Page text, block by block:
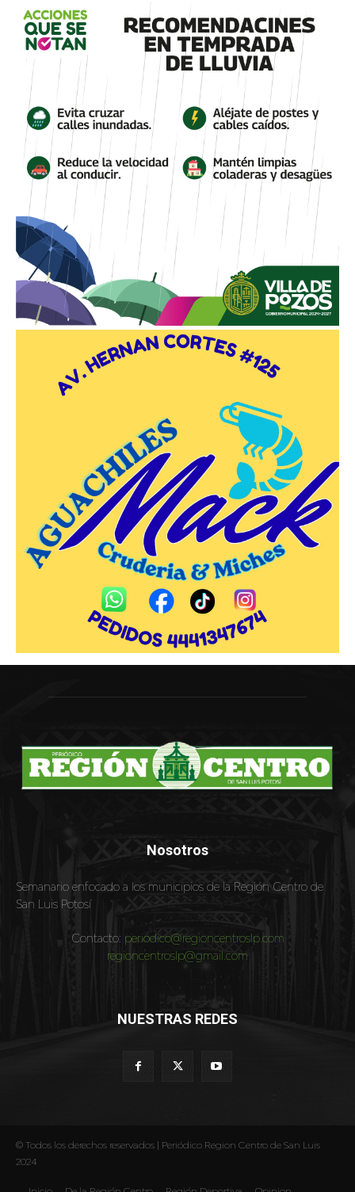
Nosotros
Semanario enfocado a los municipios de la Región Centro de
San Luis Potosí
Contacto: periodico@regioncentroslp.com
regioncentroslp@gmail.com
NUESTRAS REDES
© Todos los derechos reservados | Periódico Region Centro de San Luis
2024